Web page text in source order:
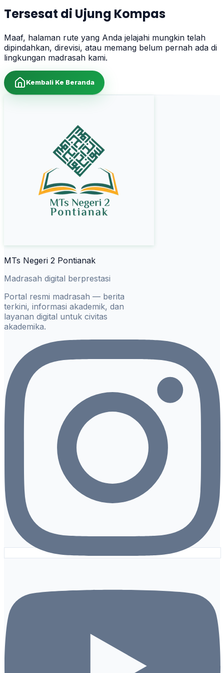
Tersesat di Ujung Kompas
Maaf, halaman rute yang Anda jelajahi mungkin telah
dipindahkan, direvisi, atau memang belum pernah ada di
lingkungan madrasah kami.
Kembali Ke Beranda
MTs Negeri 2 Pontianak
Madrasah digital berprestasi
Portal resmi madrasah — berita
terkini, informasi akademik, dan
layanan digital untuk civitas
akademika.